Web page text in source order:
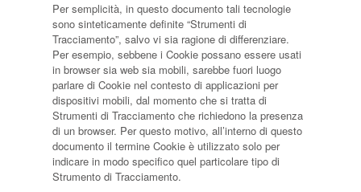
Per semplicità, in questo documento tali tecnologie
sono sinteticamente definite “Strumenti di
Tracciamento”, salvo vi sia ragione di differenziare.
Per esempio, sebbene i Cookie possano essere usati
in browser sia web sia mobili, sarebbe fuori luogo
parlare di Cookie nel contesto di applicazioni per
dispositivi mobili, dal momento che si tratta di
Strumenti di Tracciamento che richiedono la presenza
di un browser. Per questo motivo, all’interno di questo
documento il termine Cookie è utilizzato solo per
indicare in modo specifico quel particolare tipo di
Strumento di Tracciamento.